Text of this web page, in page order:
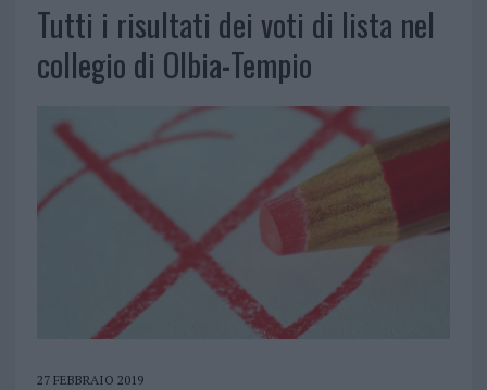
Tutti i risultati dei voti di lista nel
collegio di Olbia-Tempio
27 FEBBRAIO 2019